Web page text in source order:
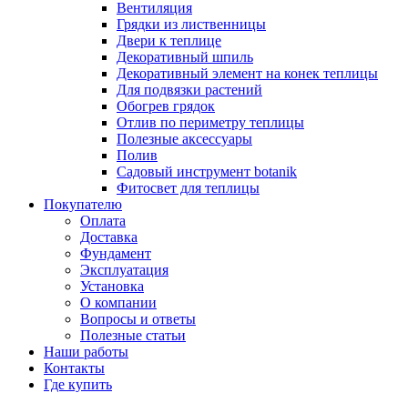
Вентиляция
Грядки из лиственницы
Двери к теплице
Декоративный шпиль
Декоративный элемент на конек теплицы
Для подвязки растений
Обогрев грядок
Отлив по периметру теплицы
Полезные аксессуары
Полив
Садовый инструмент botanik
Фитосвет для теплицы
Покупателю
Оплата
Доставка
Фундамент
Эксплуатация
Установка
О компании
Вопросы и ответы
Полезные статьи
Наши работы
Контакты
Где купить